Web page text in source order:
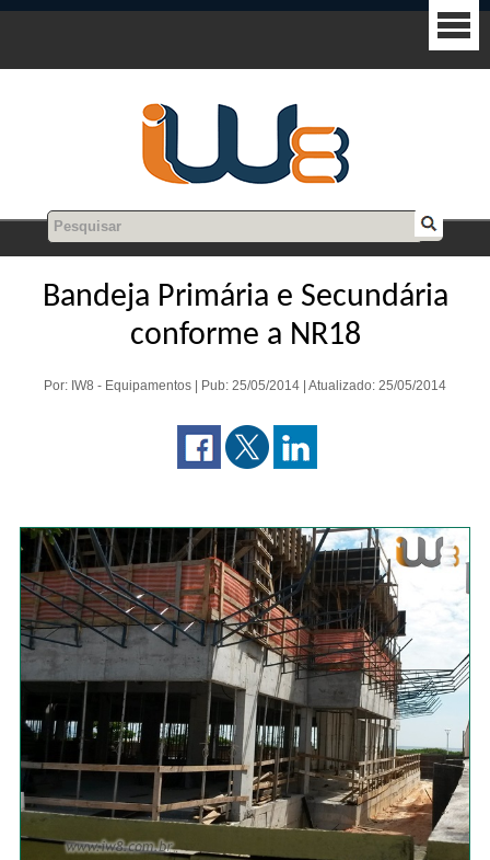
Bandeja Primária e Secundária
conforme a NR18
Por: IW8 - Equipamentos | Pub: 25/05/2014 | Atualizado: 25/05/2014